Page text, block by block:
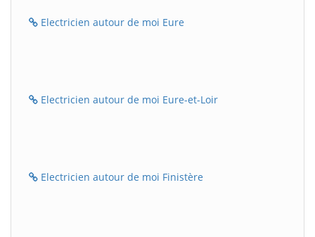
Electricien autour de moi Eure
Electricien autour de moi Eure-et-Loir
Electricien autour de moi Finistère